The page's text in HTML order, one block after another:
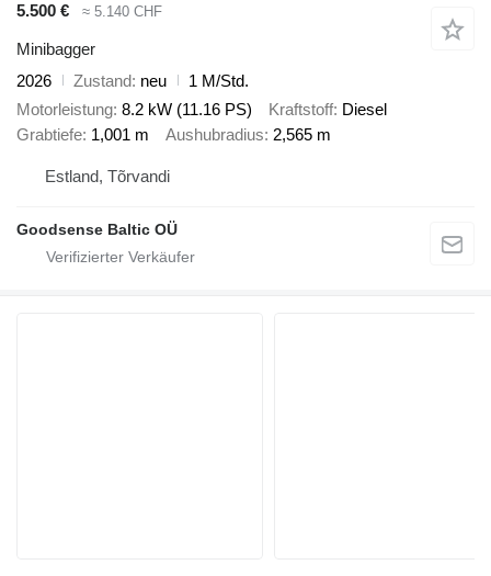
5.500 €
≈ 5.140 CHF
Minibagger
2026
Zustand neu
1 M/Std.
Motorleistung 8.2 kW (11.16 PS) Kraftstoff Diesel
Grabtiefe 1,001 m Aushubradius 2,565 m
Estland, Tõrvandi
Goodsense Baltic OÜ